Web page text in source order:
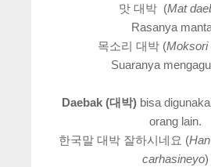
맛 대박 (Mat
Rasanya
목소리 대박 (Moksori
Suaranya
Daebak (대박) bisa
orang lain.
한국말 대박 잘하시네요 (
carhasineyo)